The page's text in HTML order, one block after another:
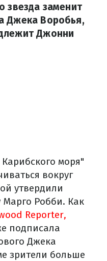
звезда заменит
Джека Воробья,
Джонни
моря"
вокруг
утвердили
Марго Робби. Как
Reporter,
подписала
Джека
зрители больше